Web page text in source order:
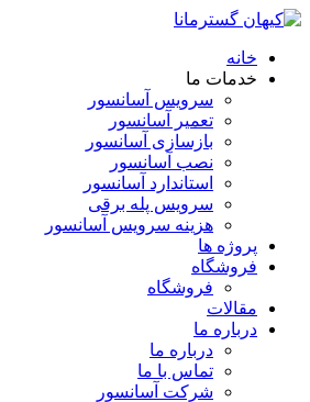
خانه
خدمات ما
سرویس آسانسور
تعمیر آسانسور
بازسازی آسانسور
نصب آسانسور
استاندارد آسانسور
سرویس پله برقی
هزینه سرویس آسانسور
پروژه ها
فروشگاه
فروشگاه
مقالات
درباره ما
درباره ما
تماس با ما
شرکت آسانسور